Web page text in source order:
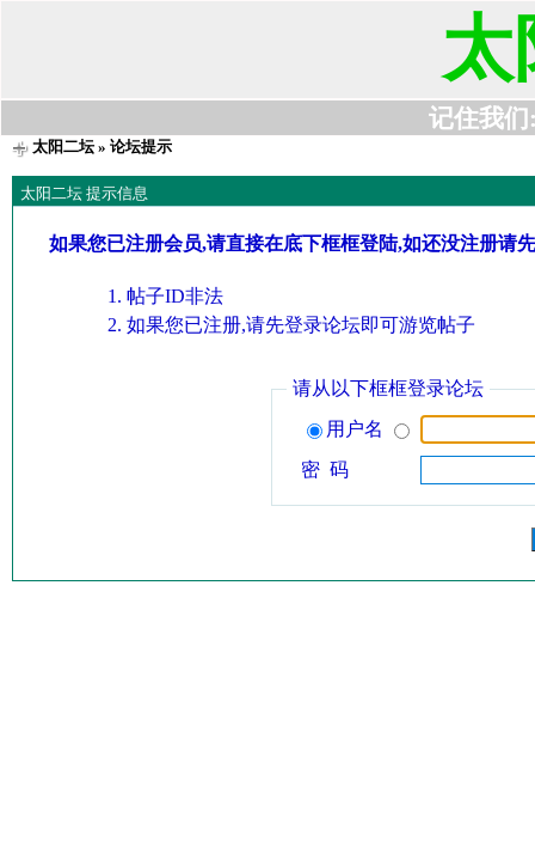
太
记住我们
太阳二坛» 论坛提示
太阳二坛 提示信息
如果您已注册会员,请直接在底下框框登陆,如还没注册请
帖子ID非法
如果您已注册,请先登录论坛即可游览帖子
请从以下框框登录论坛
用户名
密 码